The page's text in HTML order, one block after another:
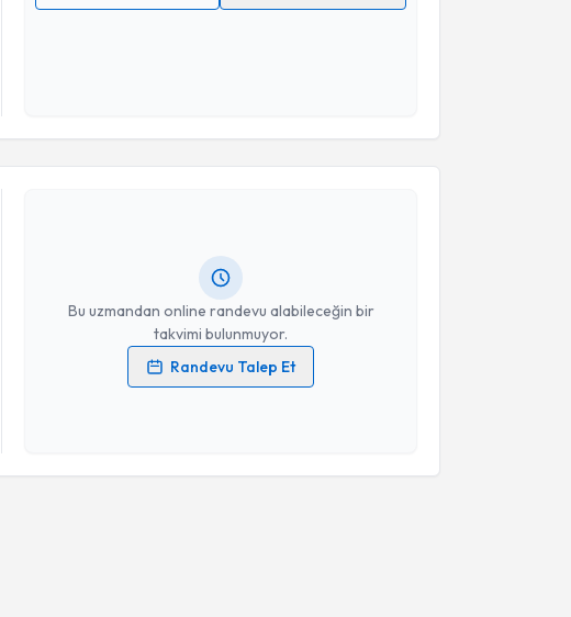
Takvim Talebini Gönder
Bu uzmandan online randevu alabileceğin bir
takvimi bulunmuyor.
Randevu Talep Et
Randevu Takvimi Talebi
Dyt. Elzem Arslan
Kişisel verilerimin işlenmesine ilişkinAydınlatma Metni